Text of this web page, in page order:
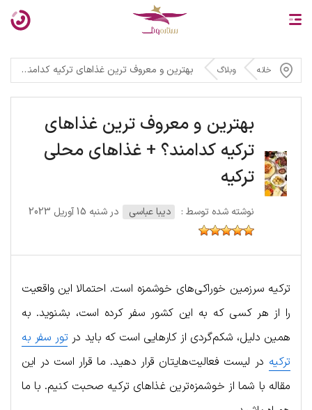
خانه وبلاگ بهترین و معروف ترین غذاهای ترکیه کدامند؟ + غذاهای محلی ترکیه
بهترین و معروف ترین غذاهای
ترکیه کدامند؟ + غذاهای محلی
ترکیه
نوشته شده توسط : دیبا عباسی در شنبه 15 آوریل 2023
ترکیه سرزمین خوراکی‌های خوشمزه است. احتمالا این واقعیت
را از هر کسی که به این کشور سفر کرده است، بشنوید. به
همین دلیل، شکم‌گردی از کارهایی است که باید در تور سفر به
ترکیه در لیست فعالیت‌هایتان قرار دهید. ما قرار است در این
مقاله با شما از خوشمزه‌ترین غذاهای ترکیه صحبت کنیم. با ما